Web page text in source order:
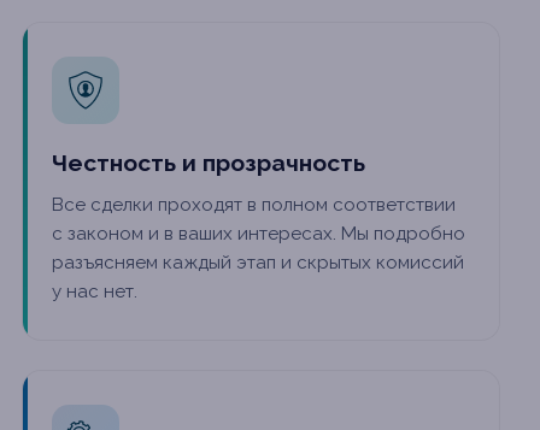
Честность и прозрачность
Все сделки проходят в полном соответствии
с законом и в ваших интересах. Мы подробно
разъясняем каждый этап и скрытых комиссий
у нас нет.